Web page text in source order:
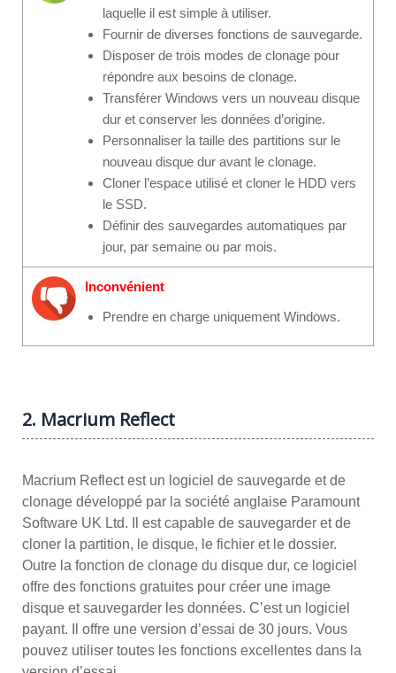
laquelle il est simple à utiliser.
Fournir de diverses fonctions de sauvegarde.
Disposer de trois modes de clonage pour
répondre aux besoins de clonage.
Transférer Windows vers un nouveau disque
dur et conserver les données d’origine.
Personnaliser la taille des partitions sur le
nouveau disque dur avant le clonage.
Cloner l’espace utilisé et cloner le HDD vers
le SSD.
Définir des sauvegardes automatiques par
jour, par semaine ou par mois.
Inconvénient
Prendre en charge uniquement Windows.
2. Macrium Reflect
Macrium Reflect est un logiciel de sauvegarde et de
clonage développé par la société anglaise Paramount
Software UK Ltd. Il est capable de sauvegarder et de
cloner la partition, le disque, le fichier et le dossier.
Outre la fonction de clonage du disque dur, ce logiciel
offre des fonctions gratuites pour créer une image
disque et sauvegarder les données. C’est un logiciel
payant. Il offre une version d’essai de 30 jours. Vous
pouvez utiliser toutes les fonctions excellentes dans la